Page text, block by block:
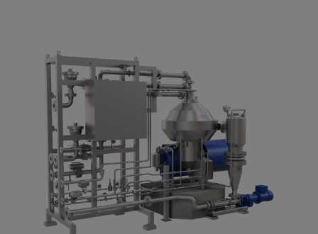
essentiels si nous voulons créer un avenir durable. Découvrez comment
décarboner l'industrie pétrochimique
Plus